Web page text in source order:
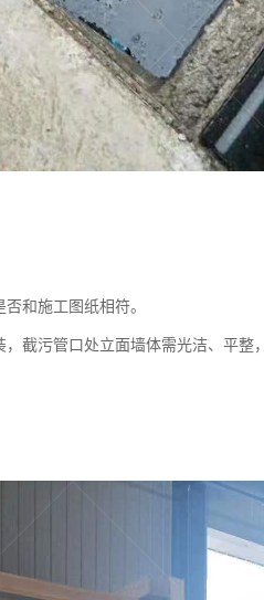
和施工图纸相符。
截污管口处立面墙体需光洁、平整